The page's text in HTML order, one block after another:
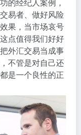
易者、做好风险
果，当市场哀号
点值得我们好好
外汇交易当成事
不管是对自己还
是一个良性的正